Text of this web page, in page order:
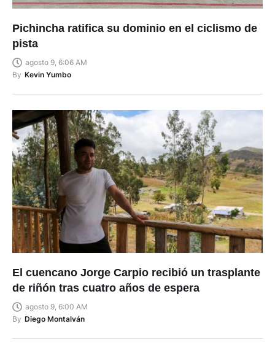
Pichincha ratifica su dominio en el ciclismo de
pista
agosto 9, 6:06 AM
By Kevin Yumbo
El cuencano Jorge Carpio recibió un trasplante
de riñón tras cuatro años de espera
agosto 9, 6:00 AM
By Diego Montalván